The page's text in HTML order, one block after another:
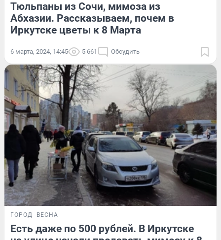
Тюльпаны из Сочи, мимоза из
Абхазии. Рассказываем, почем в
Иркутске цветы к 8 Марта
6 марта, 2024, 14:45 5 661 Обсудить
ГОРОД ВЕСНА
Есть даже по 500 рублей. В Иркутске